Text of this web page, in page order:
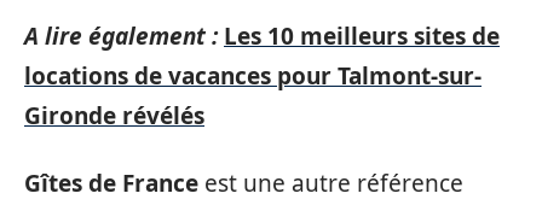
A lire également : Les 10 meilleurs sites de
locations de vacances pour Talmont-sur-
Gironde révélés
Gîtes de France est une autre référence